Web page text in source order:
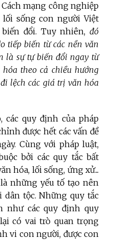
mạng công nghiệp
sống con người Việt
đổi. Tuy nhiên, đó
tiếp biến từ các nền văn
là sự tự biến đổi ngay từ
theo cả chiều hướng
lệch các giá trị văn hóa
các quy định của pháp
được hết các vấn đề
Cùng với pháp luật,
bởi các quy tắc bất
hóa, lối sống, ứng xử...
những yếu tố tạo nên
dân tộc. Những quy tắc
như các quy định quy
có vai trò quan trọng
vi con người, được con